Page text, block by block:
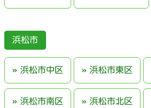
浜松市
浜松市中区 浜松市東区
浜松市南区 浜松市北区